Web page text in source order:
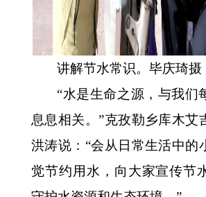
讲解节水常识。毕庆琦摄
“水是生命之源，与我们
息息相关。”克孜勒乡库木艾
洪涛说： “会从日常生活中的
觉节约用水，向大家宣传节